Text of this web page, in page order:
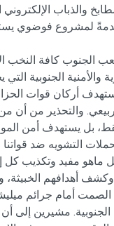
والذباب الإلكتروني
لمشروع فوضوي
الجنوب كافة النخب
والأمنية الجنوبية
أركان قوات
والتحذير من أن
بل يستهدف أمن
التشويه ضد
ماهو مفيد وتكذيب كل
أهدافهم
أمام جرائم
الجنوبية. مشيرين